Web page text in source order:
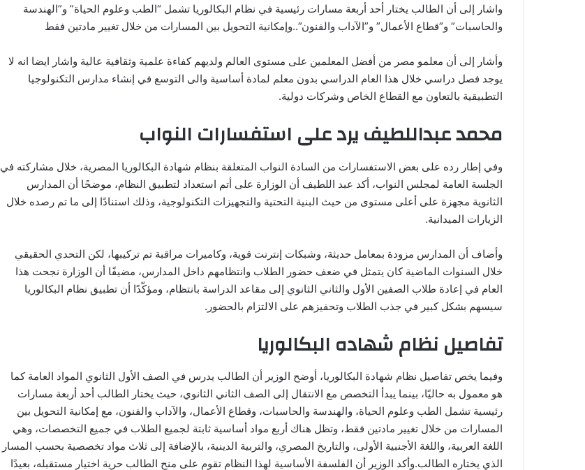
واشار إلى أن الطالب يختار أحد أربعة مسارات رئيسية في نظام البكالوريا تشمل “الطب وعلوم الحياة” و”الهندسة
والحاسبات” و”قطاع الأعمال” و”الآداب والفنون”..وإمكانية التحويل بين المسارات من خلال تغيير مادتين فقط
وأشار إلى أن معلمو مصر من أفضل المعلمين على مستوى العالم ولديهم كفاءة علمية وثقافية عالية واشار ايضا انه لا
يوجد فصل دراسي خلال هذا العام الدراسي بدون معلم لمادة أساسية والى التوسع في إنشاء مدارس التكنولوجيا
التطبيقية بالتعاون مع القطاع الخاص وشركات دولية.
محمد عبداللطيف يرد على استفسارات النواب
وفي إطار رده على بعض الاستفسارات من السادة النواب المتعلقة بنظام شهادة البكالوريا المصرية، خلال مشاركته في
الجلسة العامة لمجلس النواب، أكد عبد اللطيف أن الوزارة على أتم استعداد لتطبيق النظام، موضحًا أن المدارس
الثانوية مجهزة على أعلى مستوى من حيث البنية التحتية والتجهيزات التكنولوجية، وذلك استنادًا إلى ما تم رصده خلال
الزيارات الميدانية.
وأضاف أن المدارس مزودة بمعامل حديثة، وشبكات إنترنت قوية، وكاميرات مراقبة تم تركيبها، لكن التحدي الحقيقي
خلال السنوات الماضية كان يتمثل في ضعف حضور الطلاب وانتظامهم داخل المدارس، مضيفًا أن الوزارة نجحت هذا
العام في إعادة طلاب الصفين الأول والثاني الثانوي إلى مقاعد الدراسة بانتظام، ومؤكّدًا أن تطبيق نظام البكالوريا
سيسهم بشكل كبير في جذب الطلاب وتحفيزهم على الالتزام بالحضور.
تفاصيل نظام شهاده البكالوريا
وفيما يخص تفاصيل نظام شهادة البكالوريا، أوضح الوزير أن الطالب يدرس في الصف الأول الثانوي المواد العامة كما
هو معمول به حاليًا، بينما يبدأ التخصص مع الانتقال إلى الصف الثاني الثانوي، حيث يختار الطالب أحد أربعة مسارات
رئيسية تشمل الطب وعلوم الحياة، والهندسة والحاسبات، وقطاع الأعمال، والآداب والفنون، مع إمكانية التحويل بين
المسارات من خلال تغيير مادتين فقط، وتظل هناك أربع مواد أساسية ثابتة لجميع الطلاب في جميع التخصصات، وهي
اللغة العربية، واللغة الأجنبية الأولى، والتاريخ المصري، والتربية الدينية، بالإضافة إلى ثلاث مواد تخصصية بحسب المسار
الذي يختاره الطالب.وأكد الوزير أن الفلسفة الأساسية لهذا النظام تقوم على منح الطالب حرية اختيار مستقبله، بعيدًا